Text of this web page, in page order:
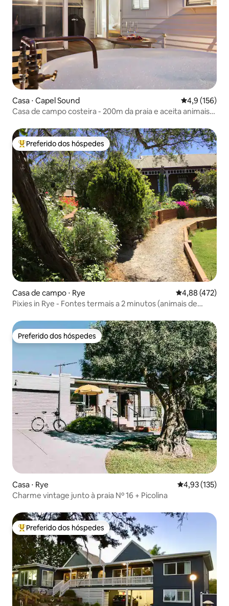
Casa ⋅ Capel Sound 4,9 de uma
4,9 (156)
Casa de campo costeira - 200m da praia e aceita animais
Entre os melhores preferidos dos hóspedes
Preferido dos hóspedes
Casa de campo ⋅ Rye 4,88 de uma
4,88 (472)
Pixies in Rye - Fontes termais a 2 minutos (animais de
Preferido dos hóspedes
Preferido dos hóspedes
Casa ⋅ Rye 4,93 de uma
4,93 (135)
Charme vintage junto à praia Nº 16 + Picolina
Entre os melhores preferidos dos hóspedes
Preferido dos hóspedes